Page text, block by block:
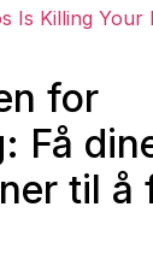
Is Killing Your
for
Få
til å